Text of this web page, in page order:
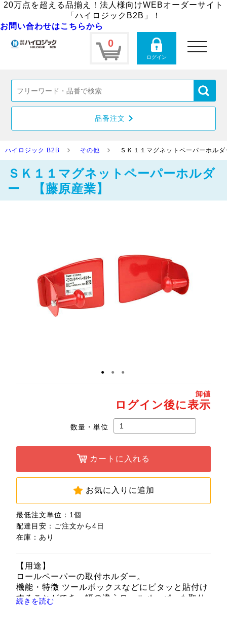
20万点を超える品揃え！法人様向けWEBオーダーサイト
「ハイロジックB2B」！
お問い合わせはこちらから
0
ログイン
toggle
navigation
品番注文
ハイロジック B2B その他 ＳＫ１１マグネットペーパーホル
ＳＫ１１マグネットペーパーホルダ
ー 【藤原産業】
● ● ●
卸値
ログイン後に表示
数量・単位
カートに入れる
お気に入りに追加
最低注文単位：1個
配達目安：ご注文から4日
在庫：あり
【用途】
ロールペーパーの取付ホルダー。
機能・特徴 ツールボックスなどにピタッと貼付け
することができ、幅の違うロールペーパーも取り
続きを読む